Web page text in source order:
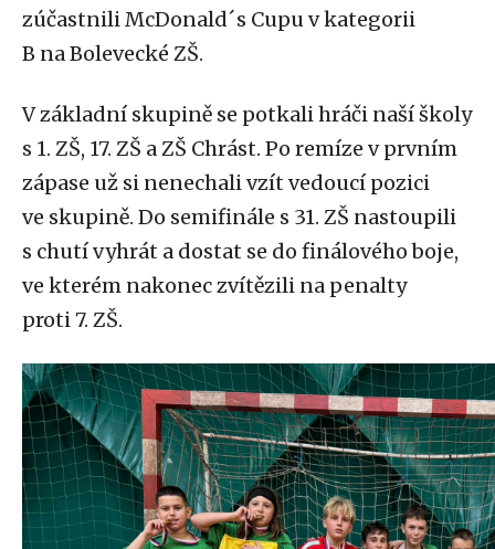
zúčastnili McDonald´s Cupu v kategorii
B na Bolevecké ZŠ.
V základní skupině se potkali hráči naší školy
s 1. ZŠ, 17. ZŠ a ZŠ Chrást. Po remíze v prvním
zápase už si nenechali vzít vedoucí pozici
ve skupině. Do semifinále s 31. ZŠ nastoupili
s chutí vyhrát a dostat se do finálového boje,
ve kterém nakonec zvítězili na penalty
proti 7. ZŠ.